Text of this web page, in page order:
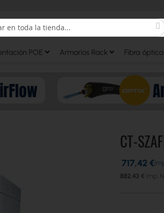
POE Armarios Rack Fibra óptica
CT-
882,43 €
717,42 €